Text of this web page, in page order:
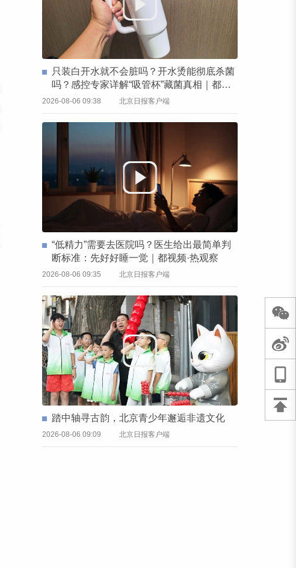
只装白开水就不会脏吗？开水烫能彻底杀菌
吗？感控专家详解“吸管杯”藏菌真相｜都视
频·热观察
2026-08-06 09:38 北京日报客户端
“低精力”需要去医院吗？医生给出最简单判
断标准：先好好睡一觉｜都视频·热观察
2026-08-06 09:35 北京日报客户端
踏中轴寻古韵，北京青少年邂逅非遗文化
2026-08-06 09:09 北京日报客户端